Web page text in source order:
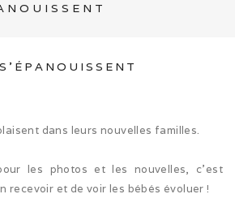
dans leurs nouvelles familles.
les photos et les nouvelles, c’est
recevoir et de voir les bébés évoluer !